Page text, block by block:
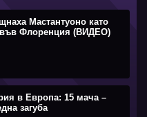
Мастантуоно като
във Флоренция (ВИДЕО)
в Европа: 15 мача –
загуба